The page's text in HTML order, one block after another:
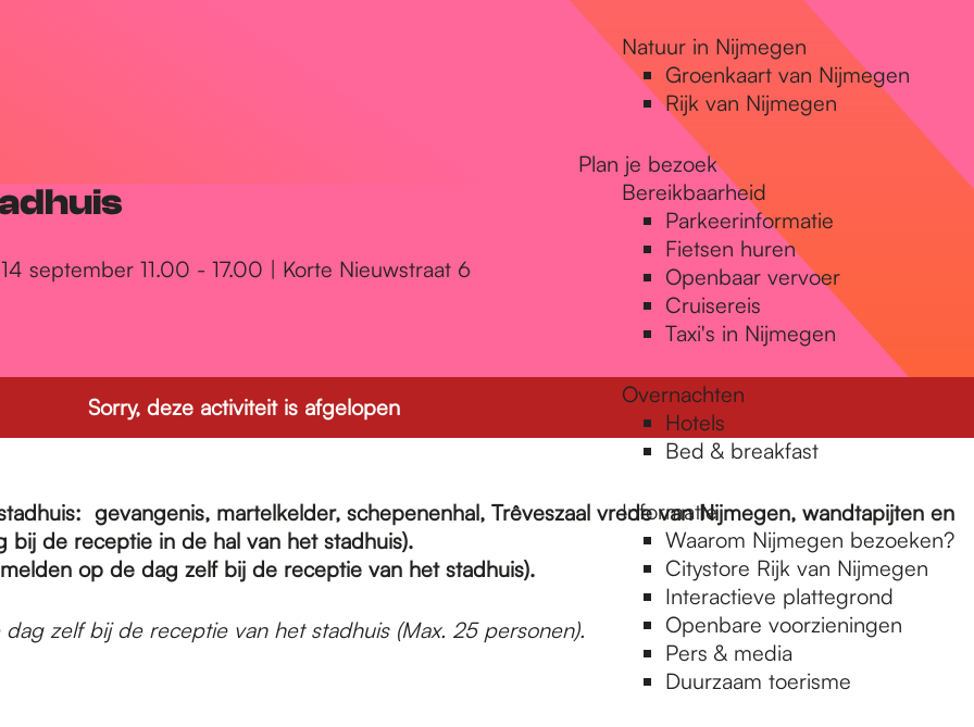
Natuur in Nijmegen
Groenkaart van Nijmegen
Rijk van Nijmegen
Plan je bezoek
Bereikbaarheid
Parkeerinformatie
Fietsen huren
Openbaar vervoer
Cruisereis
Taxi's in Nijmegen
Overnachten
Hotels
Bed & breakfast
Informatie
Waarom Nijmegen bezoeken?
Citystore Rijk van Nijmegen
Interactieve plattegrond
Openbare voorzieningen
Pers & media
Duurzaam toerisme
september 11.00 - 17.00 | Korte Nieuwstraat 6
Sorry, deze activiteit is afgelopen
gevangenis, martelkelder, schepenenhal, Trêveszaal vrede van Nijmegen, wandtapijten en
bij de receptie in de hal van het stadhuis).
op de dag zelf bij de receptie van het stadhuis).
zelf bij de receptie van het stadhuis (Max. 25 personen).